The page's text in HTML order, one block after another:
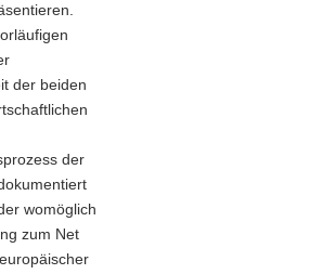
der beiden
der
womöglich
zum Net